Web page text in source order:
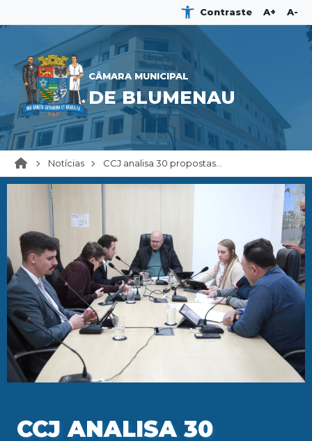
Contraste A+ A-
CÂMARA MUNICIPAL
DE BLUMENAU
Notícias CCJ analisa 30 propostas...
CCJ ANALISA 30